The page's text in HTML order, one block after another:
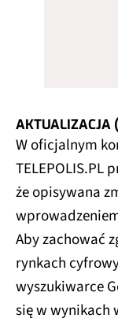
W oficjalnym
TELEPOLIS.PL
że opisywana
Aby zachować
rynkach
wyszukiwarce
się w wynikach